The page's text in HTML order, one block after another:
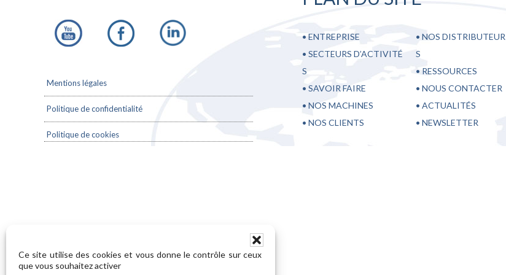
Ce site utilise des cookies et vous donne le contrôle sur ceux
que vous souhaitez activer
Mentions légales
Politique de confidentialité
Politique de cookies
• ENTREPRISE
• SECTEURS D’ACTIVITÉ
S
• SAVOIR FAIRE
• NOS MACHINES
• NOS CLIENTS
• NOS DISTRIBUTEUR
S
• RESSOURCES
• NOUS CONTACTER
• ACTUALITÉS
• NEWSLETTER